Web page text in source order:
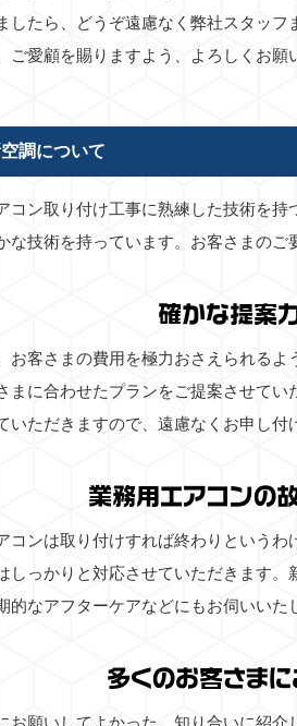
したら、どうぞ遠慮なく弊社スタッ
ご愛顧を賜りますよう、よろしくお願
調について
コン取り付け工事に熟練した技術を
な技術を持っています。お客さまの
確かな提案
お客さまの費用を極力おさえられる
まに合わせたプランをご提案させて
いただきますので、遠慮なくお申し付
業務用エアコンの
コンは取り付けすれば終わりという
しっかりと対応させていただきます
的なアフターケアなどにもお伺いい
多くのお客さま
お願いしてよかった。知り合いに紹